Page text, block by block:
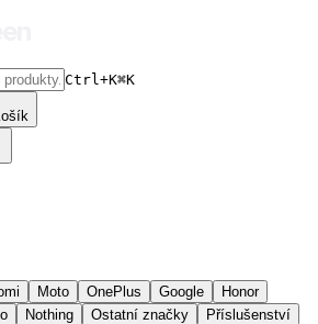
Ctrl+K⌘K
Moto OnePlus Google
Honor
Nothing Ostatní značky
Příslušenství